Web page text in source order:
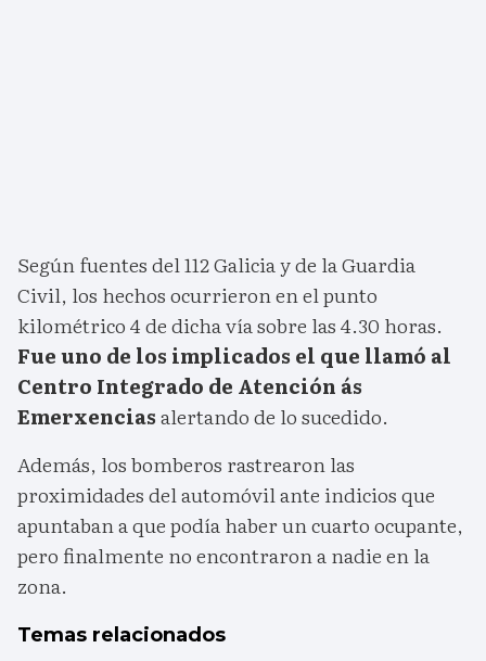
Según fuentes del 112 Galicia y de la Guardia
Civil, los hechos ocurrieron en el punto
kilométrico 4 de dicha vía sobre las 4.30 horas.
Fue uno de los implicados el que llamó al
Centro Integrado de Atención ás
Emerxenciasalertando de lo sucedido.
Además, los bomberos rastrearon las
proximidades del automóvil ante indicios que
apuntaban a que podía haber un cuarto ocupante,
pero finalmente no encontraron a nadie en la
zona.
Temas relacionados